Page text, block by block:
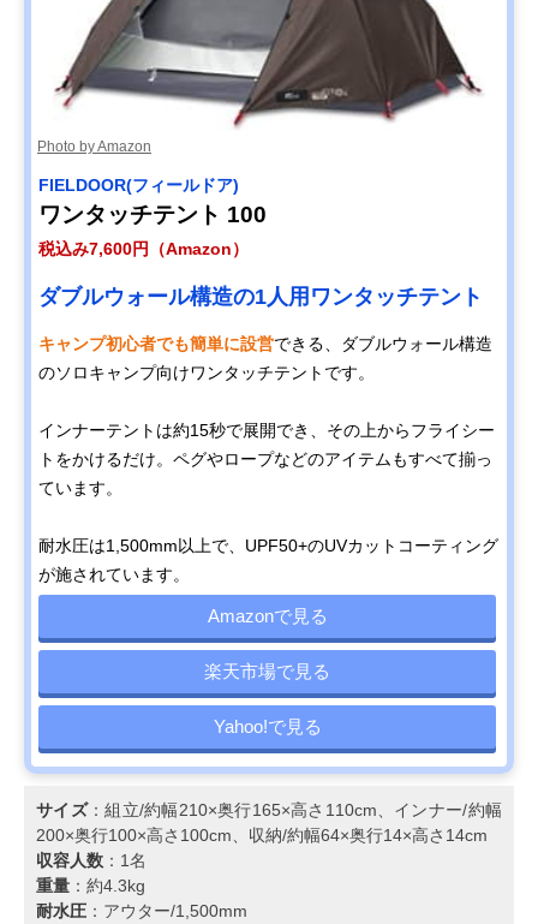
Photo by Amazon
FIELDOOR(フィールドア)
ワンタッチテント 100
税込み7,600円（Amazon）
ダブルウォール構造の1人用ワンタッチテント
キャンプ初心者でも簡単に設営できる、ダブルウォール構造
のソロキャンプ向けワンタッチテントです。
インナーテントは約15秒で展開でき、その上からフライシー
トをかけるだけ。ペグやロープなどのアイテムもすべて揃っ
ています。
耐水圧は1,500mm以上で、UPF50+のUVカットコーティング
が施されています。
Amazonで見る
楽天市場で見る
Yahoo!で見る
サイズ：組立/約幅210×奥行165×高さ110cm、インナー/約幅
200×奥行100×高さ100cm、収納/約幅64×奥行14×高さ14cm
収容人数 ：1名
重量 ：約4.3kg
耐水圧 ：アウター/1,500mm